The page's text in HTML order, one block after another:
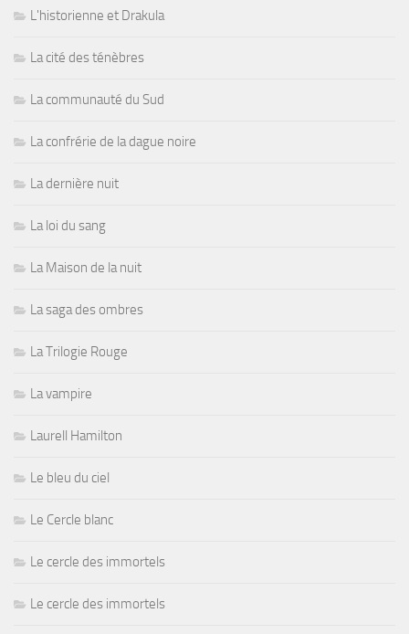
L'historienne et Drakula
La cité des ténèbres
La communauté du Sud
La confrérie de la dague noire
La dernière nuit
La loi du sang
La Maison de la nuit
La saga des ombres
La Trilogie Rouge
La vampire
Laurell Hamilton
Le bleu du ciel
Le Cercle blanc
Le cercle des immortels
Le cercle des immortels